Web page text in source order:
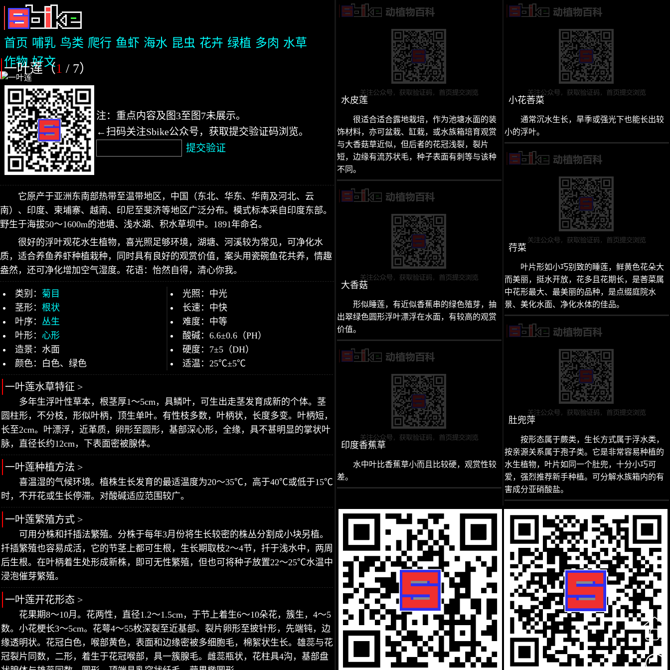
首页 哺乳 鸟类 爬行 鱼虾 海水 昆虫 花卉 绿植 多肉 水草
作物 好文
一叶莲（1 / 7）
注：重点内容及图3至图7未展示。
←扫码关注Sbike公众号，获取提交验证码浏览。
提交验证
它原产于亚洲东南部热带至温带地区，中国（东北、华东、华南及河北、云
南）、印度、柬埔寨、越南、印尼至斐济等地区广泛分布。模式标本采自印度东部。
野生于海拔50～1600m的池塘、浅水湖、积水草坝中。1891年命名。
很好的浮叶观花水生植物，喜光照足够环境，湖塘、河溪较为常见，可净化水
质，适合养鱼养虾种植栽种，同时具有良好的观赏价值，案头用瓷碗鱼花共养，情趣
盎然，还可净化增加空气湿度。花语：怡然自得，清心你我。
类别： 菊目
茎形： 根状
叶序： 丛生
叶形： 心形
造景：水面
颜色：白色、绿色
光照：中光
长速：中快
难度：中等
酸碱：6.6±0.6（PH）
硬度：7±5（DH）
适温：25℃±5℃
一叶莲水草特征 >
多年生浮叶性草本，根茎厚1～5cm，具鳞叶，可生出走茎发育成新的个体。茎
圆柱形，不分枝，形似叶柄，顶生单叶。有性枝多数，叶柄状，长度多变。叶柄短，
长至2cm。叶漂浮，近革质，卵形至圆形，基部深心形，全缘，具不甚明显的掌状叶
脉，直径长约12cm，下表面密被腺体。
一叶莲种植方法 >
喜温湿的气候环境。植株生长发育的最适温度为20～35℃，高于40℃或低于15℃
时，不开花或生长停滞。对酸碱适应范围较广。
一叶莲繁殖方式 >
可用分株和扦插法繁殖。分株于每年3月份将生长较密的株丛分割成小块另植。
扦插繁殖也容易成活，它的节茎上都可生根，生长期取枝2～4节，扦于浅水中，两周
后生根。在叶柄着生处形成新株，即可无性繁殖，但也可将种子放置22～25℃水温中
浸泡催芽繁殖。
一叶莲开花形态 >
花果期8～10月。花两性，直径1.2～1.5cm，于节上着生6～10朵花，簇生，4～5
数。小花梗长3～5cm。花萼4～55枚深裂至近基部。裂片卵形至披针形，先端钝，边
缘透明状。花冠白色，喉部黄色，表面和边缘密被多细胞毛，棉絮状生长。雄蕊与花
冠裂片同数，二形，着生于花冠喉部，具一簇腺毛。雌蕊瓶状，花柱具4沟，基部盘
水皮莲
很适合适合露地栽培，作为池塘水面的装
饰材料，亦可盆栽、缸栽，或水族箱培育观赏
与大香菇草近似，但后者的花冠浅裂，裂片
短，边缘有流苏状毛，种子表面有刺等与该种
不同。
大香菇
形似睡莲，有近似香蕉串的绿色殖芽，抽
出翠绿色圆形浮叶漂浮在水面，有较高的观赏
价值。
印度香蕉草
水中叶比香蕉草小而且比较硬，观赏性较
差。
小花莕菜
通常沉水生长，旱季或强光下也能长出较
小的浮叶。
荇菜
叶片形如小巧别致的睡莲，鲜黄色花朵大
而美丽，挺水开放，花多且花期长，是莕菜属
中花形最大、最美丽的品种，是点缀庭院水
景、美化水面、净化水体的佳品。
肚兜萍
按形态属于蕨类，生长方式属于浮水类，
按亲源关系属于孢子类。它是非常容易种植的
水生植物，叶片如同一个肚兜，十分小巧可
爱，强烈推荐新手种植。可分解水族箱内的有
害成分亚硝酸盐。